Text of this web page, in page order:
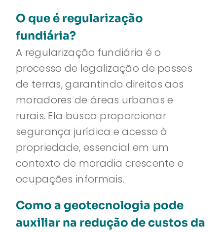
O que é regularização
fundiária?
A regularização fundiária é o
processo de legalização de posses
de terras, garantindo direitos aos
moradores de áreas urbanas e
rurais. Ela busca proporcionar
segurança jurídica e acesso à
propriedade, essencial em um
contexto de moradia crescente e
ocupações informais.
Como a geotecnologia pode
auxiliar na redução de custos da